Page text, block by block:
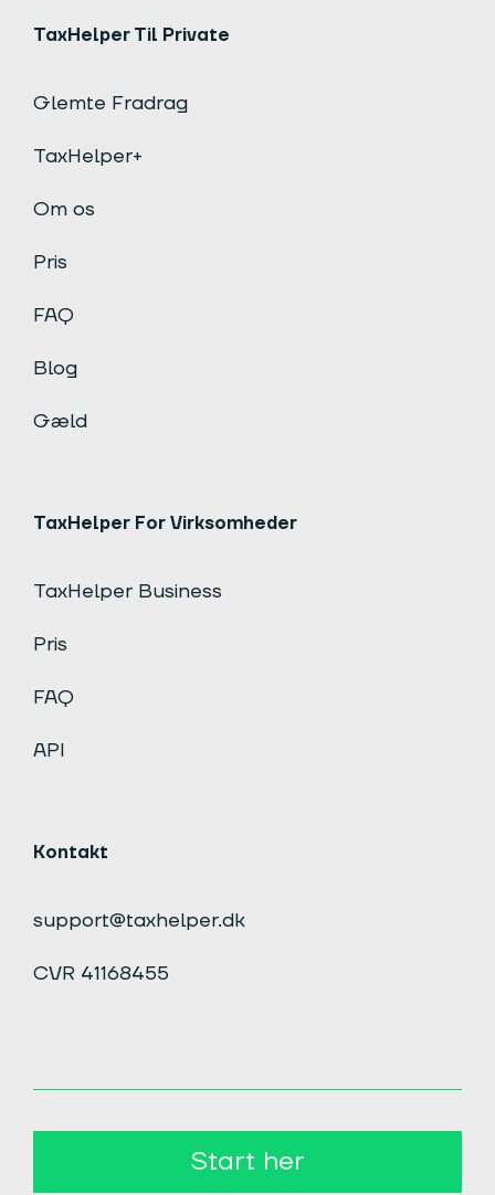
TaxHelper Til Private
Glemte Fradrag
TaxHelper+
Om os
Pris
FAQ
Blog
Gæld
TaxHelper For Virksomheder
TaxHelper Business
Pris
FAQ
API
Kontakt
support@taxhelper.dk
CVR 41168455
Start her